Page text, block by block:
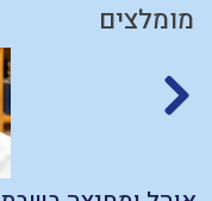
מומלצים